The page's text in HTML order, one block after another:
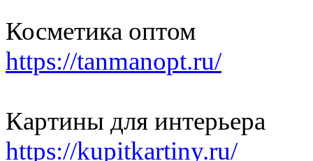
Косметика оптом
https://tanmanopt.ru/
Картины для интерьера
https://kupitkartiny.ru/